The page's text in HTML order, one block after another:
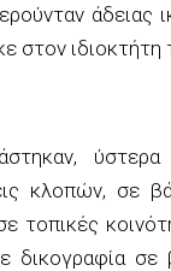
άδειας
στον ιδιοκτήτη
κλοπών, σε
τοπικές
δικογραφία